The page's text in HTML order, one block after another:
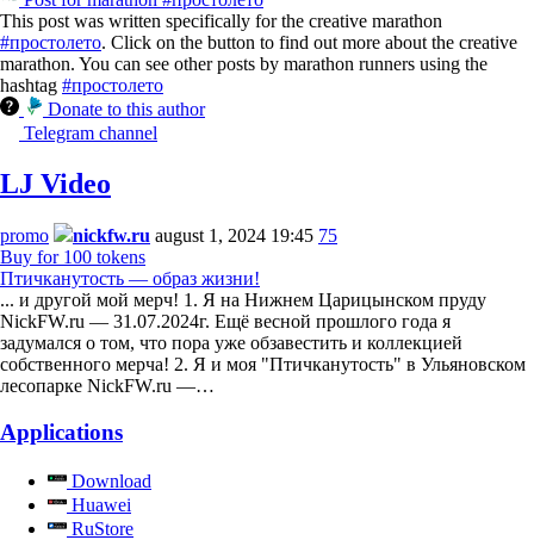
This post was written specifically for the creative marathon
#простолето. Click on the button to find out more about the creative
marathon. You can see other posts by marathon runners using the
hashtag #простолето
Donate to this author
Telegram channel
LJ Video
promo nickfw.ru august 1, 2024 19:45 75
Buy for 100 tokens
Птичканутость — образ жизни!
... и другой мой мерч! 1. Я на Нижнем Царицынском пруду
NickFW.ru — 31.07.2024г. Ещё весной прошлого года я
задумался о том, что пора уже обзавестить и коллекцией
собственного мерча! 2. Я и моя "Птичканутость" в Ульяновском
лесопарке NickFW.ru —…
Applications
Download
Huawei
RuStore